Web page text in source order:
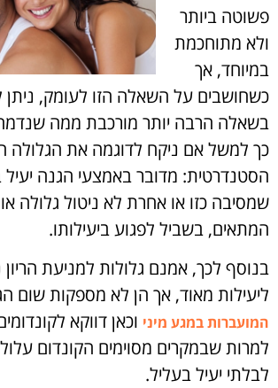
פשוטה ביותר
ולא מתוחכמת
במיוחד, אך
כשחושבים על השאלה הזו לעומק, ניתן
בשאלה הרבה יותר מורכבת ממה
כך למשל אם ניקח לדוגמה את הגלולה
הסטנדרטית: מדובר באמצעי הגנה יעיל
שמסיבה כזו או אחרת לא ניטול גלולה
המתאים, בשביל לפגוע ביעילותו.
בנוסף לכך, אמנם גלולות למניעת
ליעילות מאוד, אך הן לא מספקות שום
המועברות במגע מיני וכאן דווקא
למרות שבמקרים מסוימים הקונדום
לבלתי יעיל בעליל.